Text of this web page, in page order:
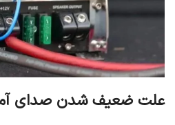
علت ضعیف شدن صدای